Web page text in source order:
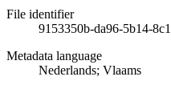
File identifier
9153350b-da96-5b14-
Metadata language
Nederlands; Vlaams